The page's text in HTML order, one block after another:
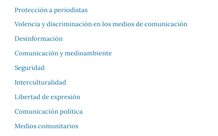
Protección a periodistas
Volencia y discriminación en los medios de comunicación
Desinformación
Comunicación y medioambiente
Seguridad
Interculturalidad
Libertad de expresión
Comunicación política
Medios comunitarios